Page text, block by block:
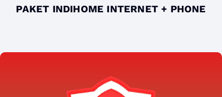
PAKET INDIHOME INTERNET + PHONE